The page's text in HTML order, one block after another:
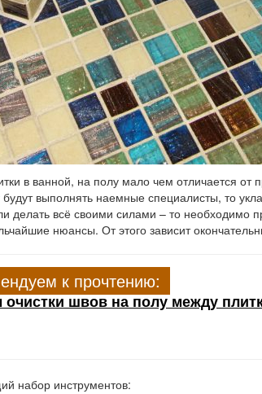
в ванной, на полу мало чем отличается от
выполнять наемные специалисты, то
делать всё своими силами – то необходимо
нюансы. От этого зависит
к прочтению:
швов на полу между
набор инструментов: